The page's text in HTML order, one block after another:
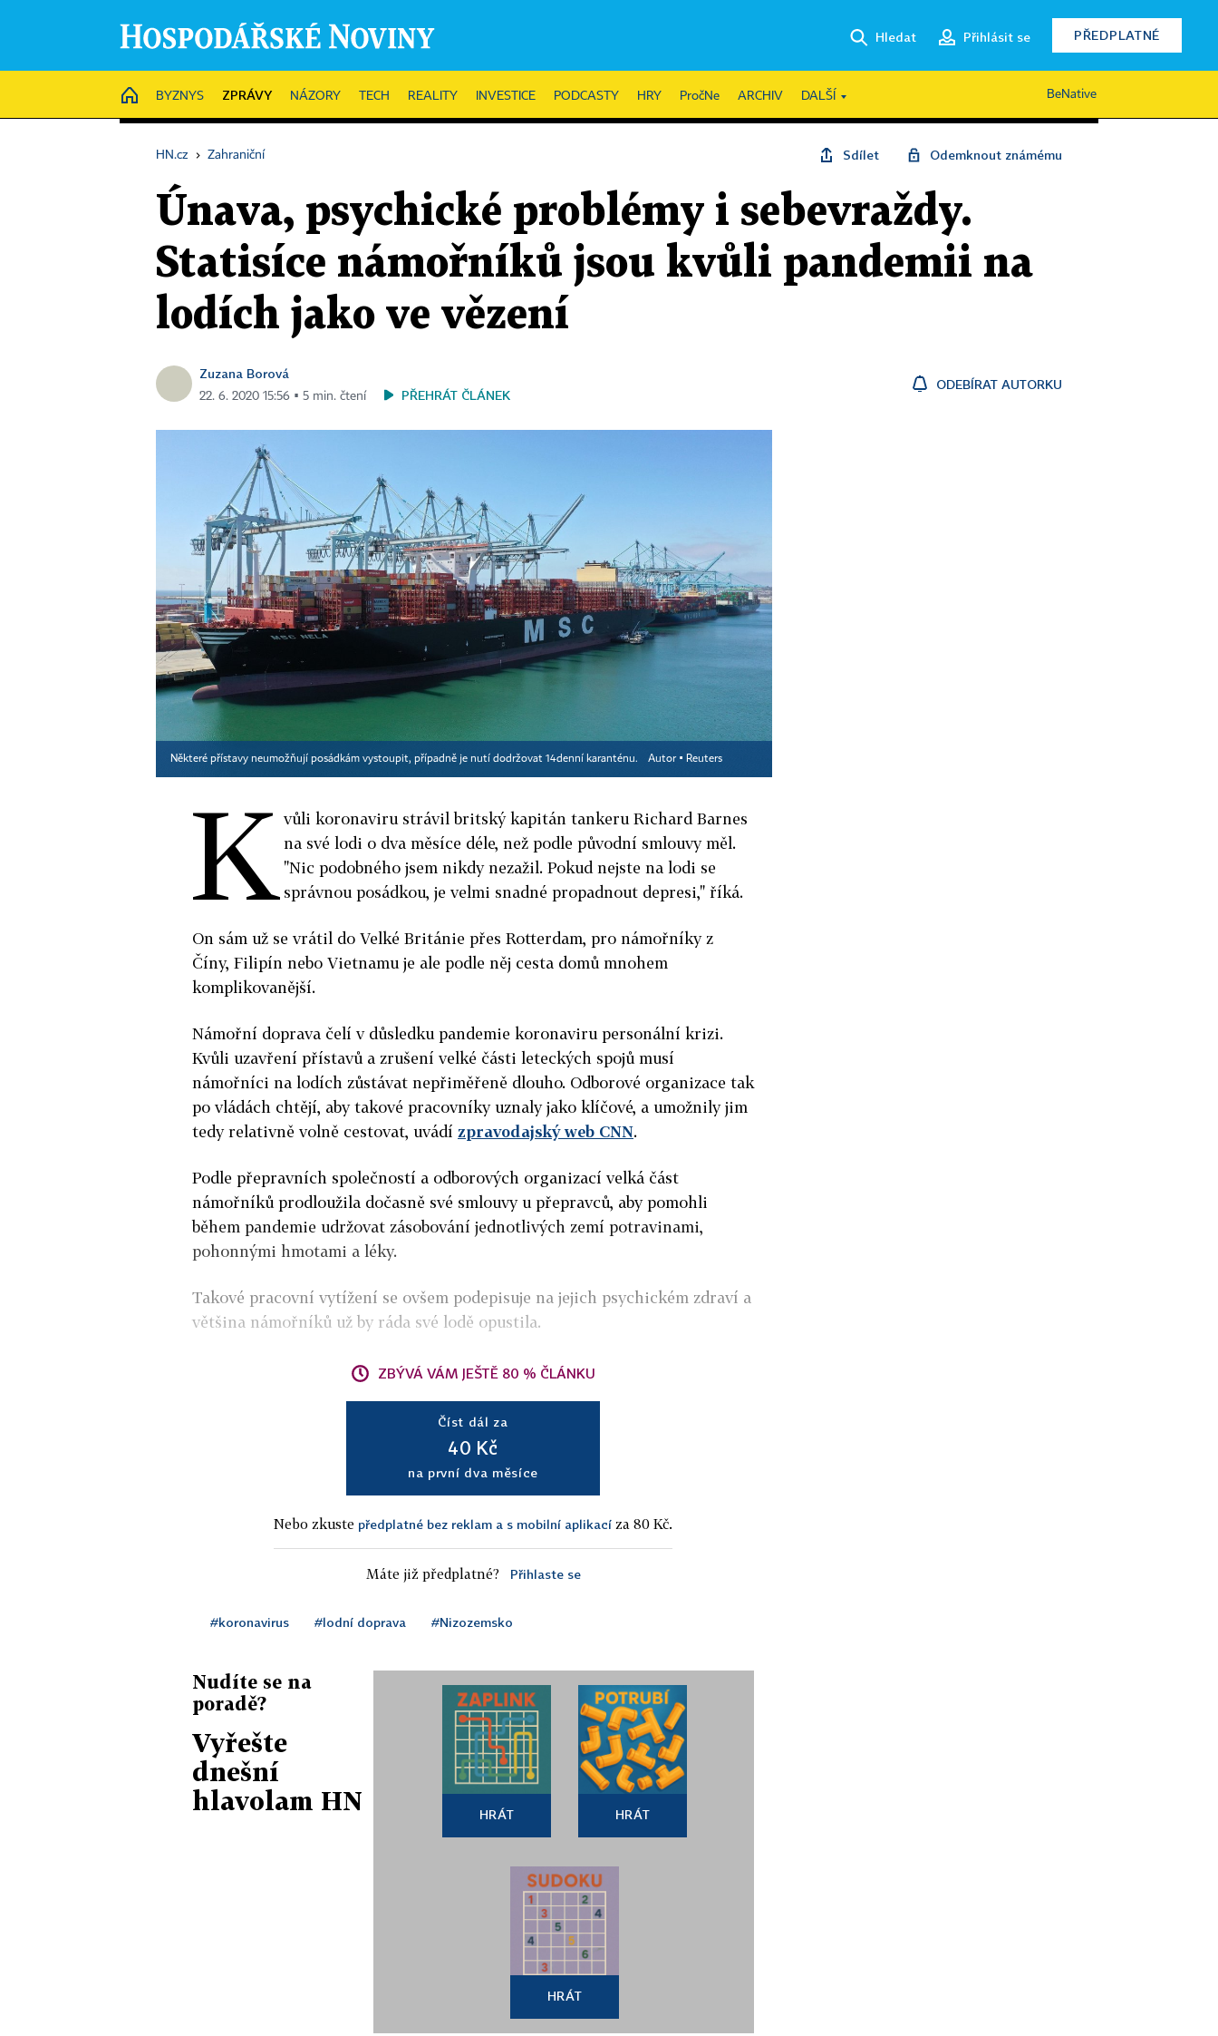
Hledat Přihlásit se PŘEDPLATNÉ
HOME
BYZNYS ZPRÁVY NÁZORY TECH REALITY INVESTICE PODCASTY HRY PročNe ARCHIV DALŠÍ BeNative
HN.cz › Zahraniční Sdílet Odemknout známému
Únava, psychické problémy i sebevraždy.
Statisíce námořníků jsou kvůli pandemii na
lodích jako ve vězení
Zuzana Borová
22. 6. 2020 15:56 ▪ 5 min. čtení PŘEHRÁT ČLÁNEK
ODEBÍRAT AUTORKU
Některé přístavy neumožňují posádkám vystoupit, případně je nutí dodržovat 14denní karanténu. Autor ▪ Reuters
K vůli koronaviru strávil britský kapitán tankeru Richard Barnes
na své lodi o dva měsíce déle, než podle původní smlouvy měl.
"Nic podobného jsem nikdy nezažil. Pokud nejste na lodi se
správnou posádkou, je velmi snadné propadnout depresi," říká.
On sám už se vrátil do Velké Británie přes Rotterdam, pro námořníky z
Číny, Filipín nebo Vietnamu je ale podle něj cesta domů mnohem
komplikovanější.
Námořní doprava čelí v důsledku pandemie koronaviru personální krizi.
Kvůli uzavření přístavů a zrušení velké části leteckých spojů musí
námořníci na lodích zůstávat nepřiměřeně dlouho. Odborové organizace tak
po vládách chtějí, aby takové pracovníky uznaly jako klíčové, a umožnily jim
tedy relativně volně cestovat, uvádí zpravodajský web CNN.
Podle přepravních společností a odborových organizací velká část
námořníků prodloužila dočasně své smlouvy u přepravců, aby pomohli
během pandemie udržovat zásobování jednotlivých zemí potravinami,
pohonnými hmotami a léky.
Takové pracovní vytížení se ovšem podepisuje na jejich psychickém zdraví a
většina námořníků už by ráda své lodě opustila.
ZBÝVÁ VÁM JEŠTĚ 80 % ČLÁNKU
Číst dál za
40 Kč
na první dva měsíce
Nebo zkuste předplatné bez reklam a s mobilní aplikací za 80 Kč.
Máte již předplatné? Přihlaste se
#koronavirus #lodní doprava #Nizozemsko
Nudíte se na
poradě?
Vyřešte
dnešní
hlavolam HN
HRÁT HRÁT
HRÁT